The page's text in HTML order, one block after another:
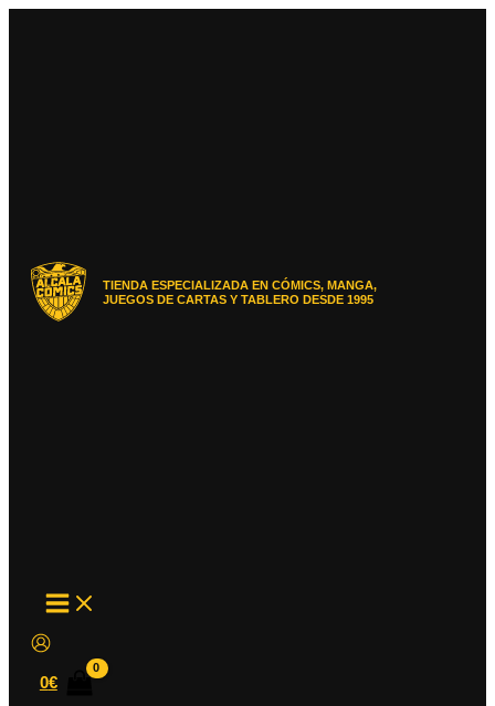
TIENDA ESPECIALIZADA EN CÓMICS, MANGA,
JUEGOS DE CARTAS Y TABLERO DESDE 1995
MAIN
MENU
0€